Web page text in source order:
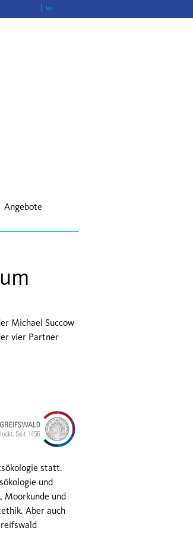
›››
Angebote
Michael Succow
vier Partner
statt.
und
Moorkunde und
Aber auch